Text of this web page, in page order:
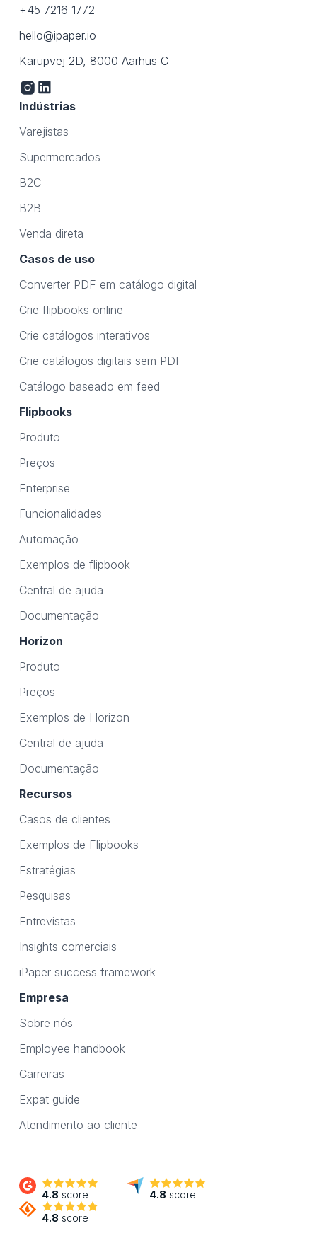
+45 7216 1772
hello@ipaper.io
Karupvej 2D, 8000 Aarhus C
Indústrias
Varejistas
Supermercados
B2C
B2B
Venda direta
Casos de uso
Converter PDF em catálogo digital
Crie flipbooks online
Crie catálogos interativos
Crie catálogos digitais sem PDF
Catálogo baseado em feed
Flipbooks
Produto
Preços
Enterprise
Funcionalidades
Automação
Exemplos de flipbook
Central de ajuda
Documentação
Horizon
Produto
Preços
Exemplos de Horizon
Central de ajuda
Documentação
Recursos
Casos de clientes
Exemplos de Flipbooks
Estratégias
Pesquisas
Entrevistas
Insights comerciais
iPaper success framework
Empresa
Sobre nós
Employee handbook
Carreiras
Expat guide
Atendimento ao cliente
4.8 score 4.8 score
4.8 score